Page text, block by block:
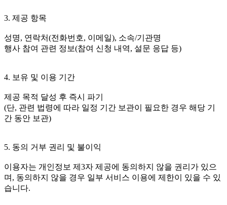
3. 제공 항목
성명, 연락처(전화번호, 이메일), 소속/기관명
행사 참여 관련 정보(참여 신청 내역, 설문 응답 등)
4. 보유 및 이용 기간
제공 목적 달성 후 즉시 파기
(단, 관련 법령에 따라 일정 기간 보관이 필요한 경우 해당 기
간 동안 보관)
5. 동의 거부 권리 및 불이익
이용자는 개인정보 제3자 제공에 동의하지 않을 권리가 있으
며, 동의하지 않을 경우 일부 서비스 이용에 제한이 있을 수 있
습니다.